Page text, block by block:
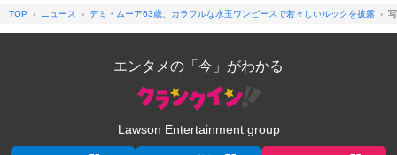
TOP ニュース デミ・ムーア63歳、カラフルな水玉ワンピースで若々しいルックを披露
エンタメの「今」がわかる
Lawson Entertainment group